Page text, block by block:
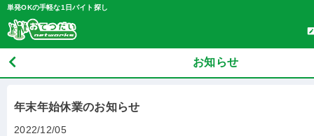
単発OKの手軽な1日バイト探し
お知らせ
年末年始休業のお知らせ
2022/12/05